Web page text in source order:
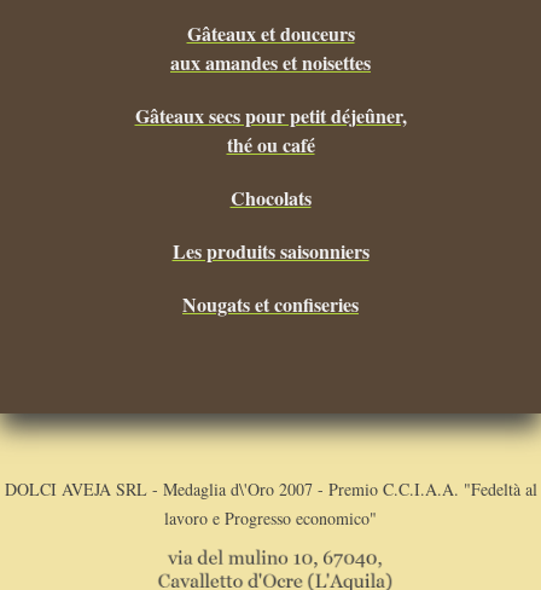
Gâteaux et douceurs
aux amandes et noisettes
Gâteaux secs pour petit déjeûner,
thé ou café
Chocolats
Les produits saisonniers
Nougats et confiseries
DOLCI AVEJA SRL - Medaglia d\'Oro 2007 - Premio C.C.I.A.A. "Fedeltà al
lavoro e Progresso economico"